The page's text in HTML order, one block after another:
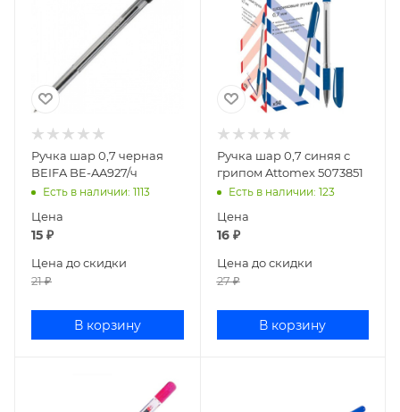
Ручка шар 0,7 черная
BEIFA BE-AA927/ч
Есть в наличии: 1113
Цена
15 ₽
Цена до скидки
21₽
В корзину
Ручка шар 0,7 синяя с
грипом Attomex 5073851
Есть в наличии: 123
Цена
16₽
Цена до скидки
27₽
В корзину